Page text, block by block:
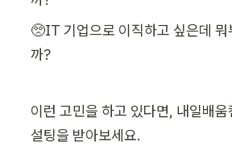
🥺IT 기업으로 이직하고 싶은데 뭐
까?
이런 고민을 하고 있다면, 내일배
설팅을 받아보세요.